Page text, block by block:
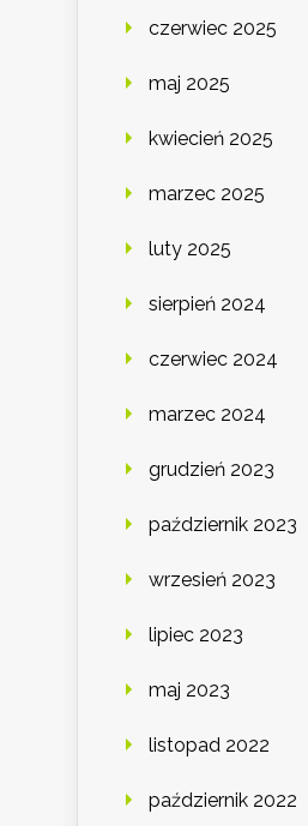
czerwiec 2025
maj 2025
kwiecień 2025
marzec 2025
luty 2025
sierpień 2024
czerwiec 2024
marzec 2024
grudzień 2023
październik 2023
wrzesień 2023
lipiec 2023
maj 2023
listopad 2022
październik 2022